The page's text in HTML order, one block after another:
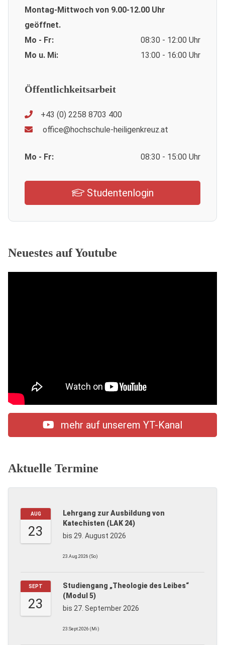
Montag-Mittwoch von 9.00-12.00 Uhr
geöffnet.
Mo - Fr:
08:30 - 12:00 Uhr
Mo u. Mi:
13:00 - 16:00 Uhr
Öffentlichkeitsarbeit
+43 (0) 2258 8703 400
office@hochschule-heiligenkreuz.at
Mo - Fr: 08:30 - 15:00 Uhr
Studentenlogin
Neuestes auf Youtube
mehr auf unserem YT-Kanal
Aktuelle Termine
AUG
23
Lehrgang zur Ausbildung von
Katechisten (LAK 24)
bis 29. August 2026
23.Aug.2026 (So)
SEPT
23
Studiengang „Theologie des Leibes“
(Modul 5)
bis 27. September 2026
23.Sept.2026 (Mi)